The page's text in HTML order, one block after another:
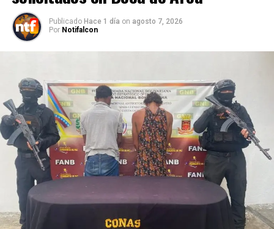
Publicado Hace 1 día on agosto 7, 2026
Por Notifalcon